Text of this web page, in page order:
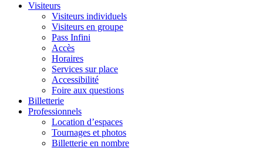
Visiteurs
Visiteurs individuels
Visiteurs en groupe
Pass Infini
Accès
Horaires
Services sur place
Accessibilité
Foire aux questions
Billetterie
Professionnels
Location d’espaces
Tournages et photos
Billetterie en nombre